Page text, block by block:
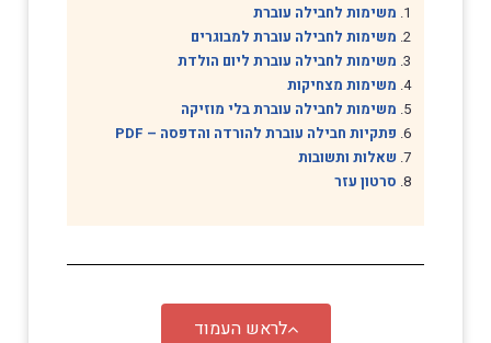
משימות לחבילה עוברת
משימות לחבילה עוברת למבוגרים
משימות לחבילה עוברת ליום הולדת
משימות מצחיקות
משימות לחבילה עוברת בלי מוזיקה
פתקיות חבילה עוברת להורדה והדפסה – PDF
שאלות ותשובות
סרטון עזר
לראש העמוד